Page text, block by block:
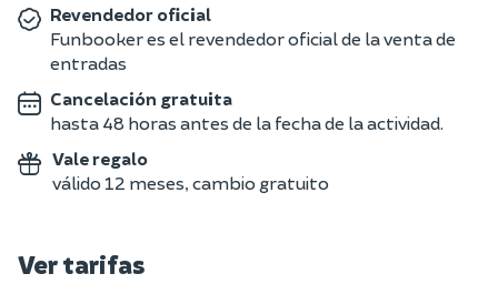
Revendedor oficial
Funbooker es el revendedor oficial de la venta de
entradas
Cancelación gratuita
hasta 48 horas antes de la fecha de la actividad.
Vale regalo
válido 12 meses, cambio gratuito
Ver tarifas